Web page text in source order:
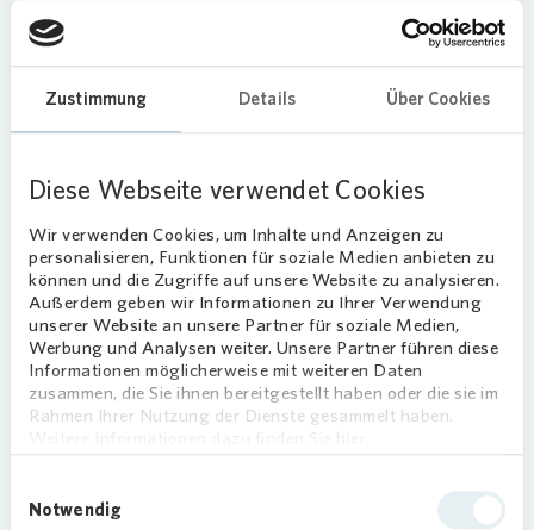
Zustimmung Details Über Cookies
Diese Webseite verwendet Cookies
Wir verwenden Cookies, um Inhalte und Anzeigen zu
personalisieren, Funktionen für soziale Medien anbieten zu
können und die Zugriffe auf unsere Website zu analysieren.
Außerdem geben wir Informationen zu Ihrer Verwendung
unserer Website an unsere Partner für soziale Medien,
Werbung und Analysen weiter. Unsere Partner führen diese
Informationen möglicherweise mit weiteren Daten
zusammen, die Sie ihnen bereitgestellt haben oder die sie im
Rahmen Ihrer Nutzung der Dienste gesammelt haben.
Notwendig
beantragt und sich zugleich zur Anpflanzung
denselben Grundstücken. Die Ersatzmaßnahmen
umfassen die Neupflanzung von mindestens zwei
Laubbäumen je gefällten Baum.
Neue Bäume bereichern das Quartier
„Nach Abschluss der Quartiersentwicklung
werden wir deutlich mehr Bäume als vorher im
Quartier haben. Zusammen mit weiteren
Elementen der zukünftigen
Wohnumfeldgestaltung werden sie Tieren
Lebensraum bieten und die Menschen zum
gemeinsamen Verweilen einladen“, betont Daniel
Rump vomVonoviaWohnumfeld Service.